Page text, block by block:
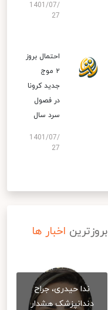
1401/07/
27
احتمال بروز
۲ موج
جدید کرونا
در فصول
سرد سال
1401/07/
27
بروزترین اخبار ها
ندا حیدری، جراح
دندانپزشک هشدار